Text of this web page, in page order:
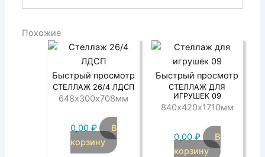
Похожие
Быстрый просмотр
СТЕЛЛАЖ 26/4 ЛДСП
648х300х708мм
0,00 ₽
В
корзину
Быстрый просмотр
СТЕЛЛАЖ ДЛЯ
ИГРУШЕК 09
840х420х1710мм
0,00 ₽
В
корзину